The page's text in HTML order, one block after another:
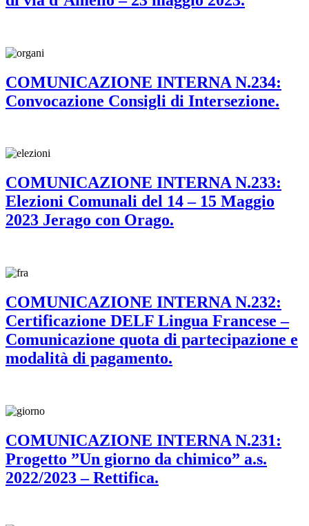
COMUNICAZIONE INTERNA N.234:
Convocazione Consigli di Intersezione.
COMUNICAZIONE INTERNA N.233:
Elezioni Comunali del 14 – 15 Maggio
2023 Jerago con Orago.
COMUNICAZIONE INTERNA N.232:
Certificazione DELF Lingua Francese –
Comunicazione quota di partecipazione e
modalità di pagamento.
COMUNICAZIONE INTERNA N.231:
Progetto ”Un giorno da chimico” a.s.
2022/2023 – Rettifica.